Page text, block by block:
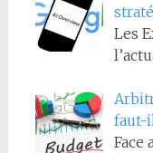
Les
faut-
Face